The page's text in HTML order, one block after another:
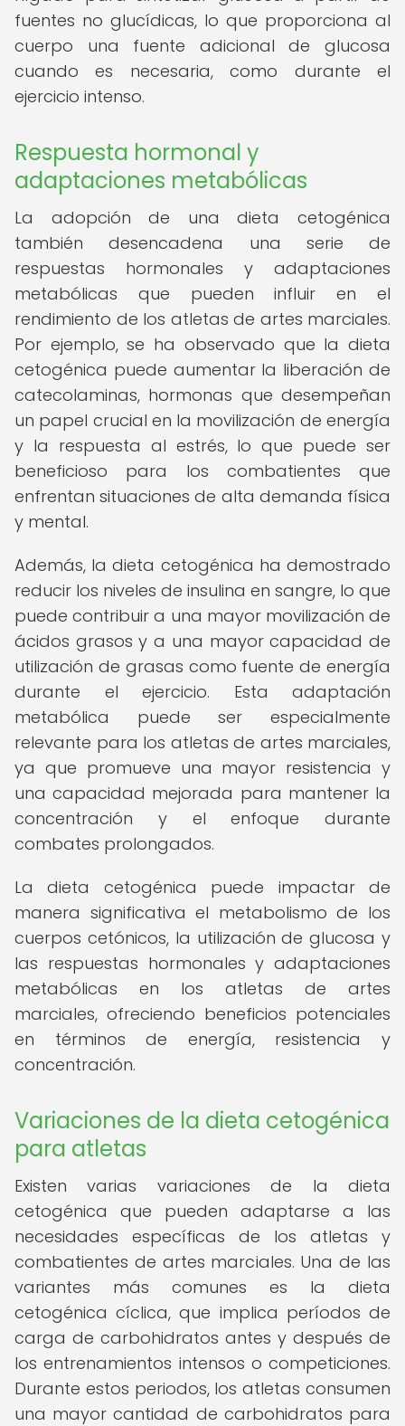
fuentes no glucídicas, lo que proporciona al
cuerpo una fuente adicional de glucosa
cuando es necesaria, como durante el
ejercicio intenso.
Respuesta hormonal y
adaptaciones metabólicas
La adopción de una dieta cetogénica
también desencadena una serie de
respuestas hormonales y adaptaciones
metabólicas que pueden influir en el
rendimiento de los atletas de artes marciales.
Por ejemplo, se ha observado que la dieta
cetogénica puede aumentar la liberación de
catecolaminas, hormonas que desempeñan
un papel crucial en la movilización de energía
y la respuesta al estrés, lo que puede ser
beneficioso para los combatientes que
enfrentan situaciones de alta demanda física
y mental.
Además, la dieta cetogénica ha demostrado
reducir los niveles de insulina en sangre, lo que
puede contribuir a una mayor movilización de
ácidos grasos y a una mayor capacidad de
utilización de grasas como fuente de energía
durante el ejercicio. Esta adaptación
metabólica puede ser especialmente
relevante para los atletas de artes marciales,
ya que promueve una mayor resistencia y
una capacidad mejorada para mantener la
concentración y el enfoque durante
combates prolongados.
La dieta cetogénica puede impactar de
manera significativa el metabolismo de los
cuerpos cetónicos, la utilización de glucosa y
las respuestas hormonales y adaptaciones
metabólicas en los atletas de artes
marciales, ofreciendo beneficios potenciales
en términos de energía, resistencia y
concentración.
Variaciones de la dieta cetogénica
para atletas
Existen varias variaciones de la dieta
cetogénica que pueden adaptarse a las
necesidades específicas de los atletas y
combatientes de artes marciales. Una de las
variantes más comunes es la dieta
cetogénica cíclica, que implica períodos de
carga de carbohidratos antes y después de
los entrenamientos intensos o competiciones.
Durante estos periodos, los atletas consumen
una mayor cantidad de carbohidratos para